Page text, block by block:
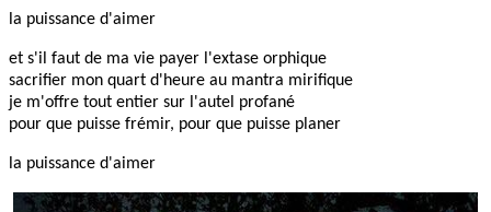
la puissance d'aimer
et s'il faut de ma vie payer l'extase orphique
sacrifier mon quart d'heure au mantra mirifique
je m'offre tout entier sur l'autel profané
pour que puisse frémir, pour que puisse planer
la puissance d'aimer